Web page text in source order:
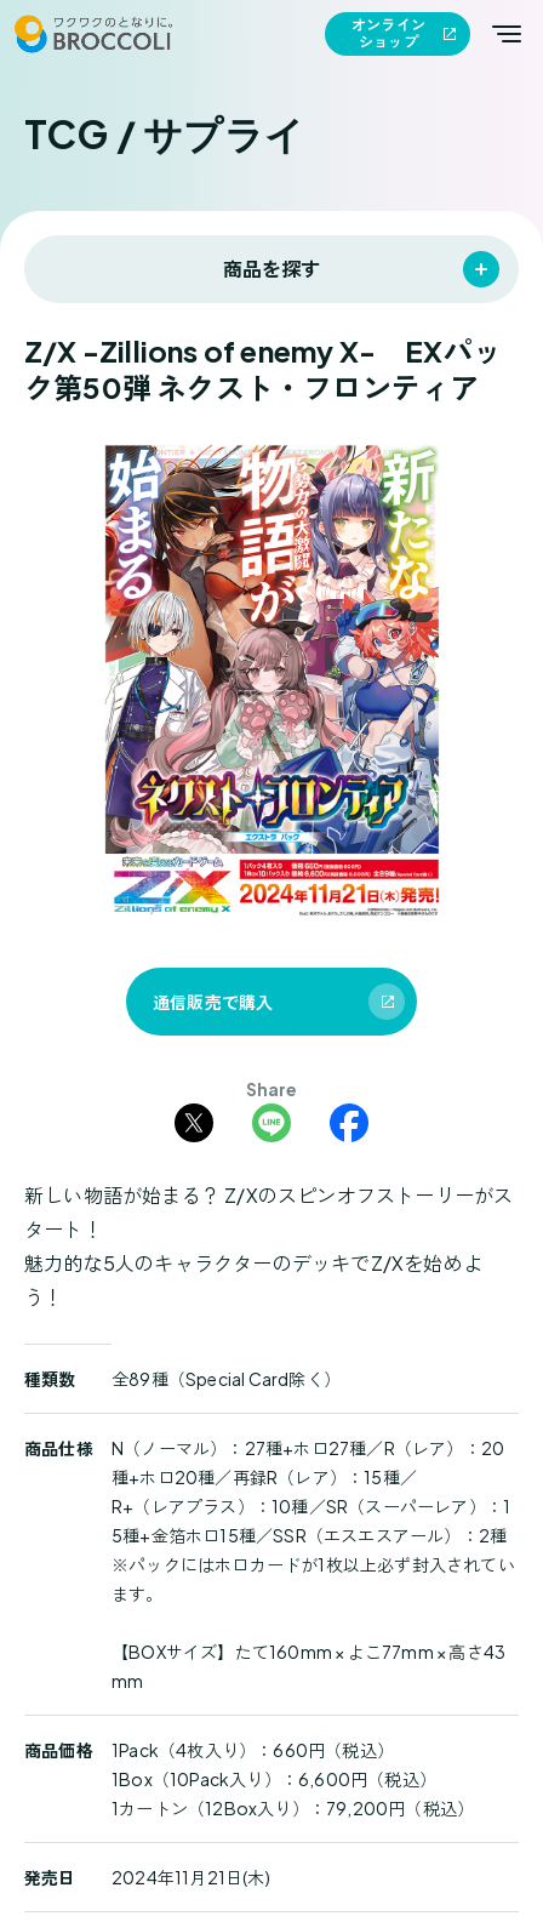
オンライン
ショップ
TCG / サプライ
商品を探す
Z/X -Zillions of enemy X- EXパッ
ク第50弾 ネクスト・フロンティア
通信販売で購入
Share
新しい物語が始まる？ Z/Xのスピンオフストーリーがス
タート！
魅力的な5人のキャラクターのデッキでZ/Xを始めよ
う！
品
詳
細
種類数 全89種（Special Card除く）
商品仕様
N（ノーマル）：27種+ホロ27種／R（レア）：20
種+ホロ20種／再録R（レア）：15種／
R+（レアプラス）：10種／SR（スーパーレア）：1
5種+金箔ホロ15種／SSR（エスエスアール）：2種
※パックにはホロカードが1枚以上必ず封入されてい
ます。
【BOXサイズ】たて160mm × よこ77mm × 高さ43
mm
商品価格
1Pack（4枚入り）：660円（税込）
1Box（10Pack入り）：6,600円（税込）
1カートン（12Box入り）：79,200円（税込）
発売日 2024年11月21日(木)